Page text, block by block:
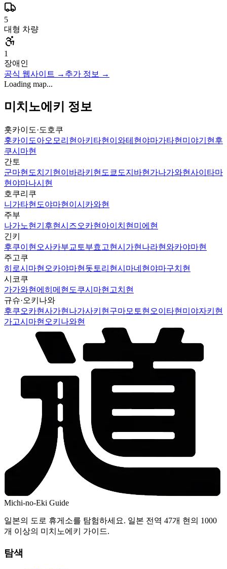
5
대형 차량
1
장애인
공식 웹사이트 → 추가 정보 →
Loading map...
미치노에키 정보
홋카이도·도호쿠
홋카이도아오모리현 아키타현 이와테현 야마가타현 미야기현 후
쿠시마현
간토
군마현 도치기현 이바라키현 도쿄도지바현 가나가와현사이타마
현 야마나시현
호쿠리쿠
니가타현 도야마현 이시카와현
주부
나가노현 기후현시즈오카현 아이치현 미에현
긴키
후쿠이현 오사카부교토부효고현시가현 나라현와카야마현
주고쿠
히로시마현 오카야마현 돗토리현시마네현 야마구치현
시코쿠
가가와현 에히메현 도쿠시마현 고치현
규슈·오키나와
후쿠오카현사가현 나가사키현 구마모토현 오이타현 미야자키현
가고시마현 오키나와현
Michi-no-Eki Guide
일본의 도로 휴게소를 탐험하세요. 일본 전역 47개 현의 1000
개 이상의 미치노에키 가이드.
탐색